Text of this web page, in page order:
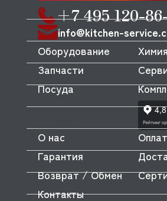
ODE
OEM
OLAB
OLIS
OLYMPIA
ORVED
OZTIRYAKILER
P.L. Proff Cuisine
+7 495 120-
info@kitchen-
Оборудование
Запчасти
Посуда
Химия
О нас
Гарантия
Возврат / Обмен
Контакты